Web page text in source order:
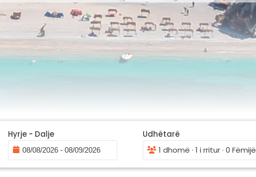
Hyrje - Dalje
Udhëtarë
1 dhomë · 1 i rritur · 0 Fëmijë